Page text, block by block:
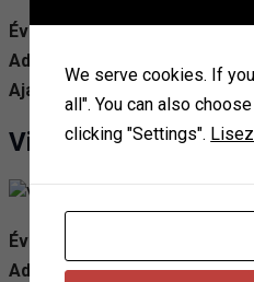
Évaluation: 4.2/ 5 — 696
Adresse: Diamant, 1 Rue Bd
Ajaccio, France
Via Roma
Évaluation: 4.6/ 5 — 687
Adresse: 6 Rue Roi de
We serve cookies. If
all". You can also
clicking "Settings".